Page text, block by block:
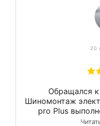
20
Обращался
Шиномонтаж
pro Plus